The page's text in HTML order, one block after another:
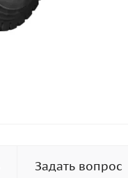
Задать вопрос